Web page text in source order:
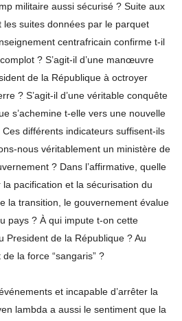
militaire aussi sécurisé ? Suite aux
les suites données par le parquet
centrafricain confirme t-il
? S’agit-il d’une manœuvre
de la République à octroyer
? S’agit-il d’une véritable conquête
s’achemine t-elle vers une nouvelle
différents indicateurs suffisent-ils
nous véritablement un ministère de
? Dans l’affirmative, quelle
pacification et la sécurisation du
la transition, le gouvernement évalue
pays ? À qui impute t-on cette
President de la République ? Au
la force “sangaris” ?
et incapable d’arrêter la
lambda a aussi le sentiment que la